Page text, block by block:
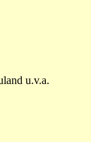
u.v.a.